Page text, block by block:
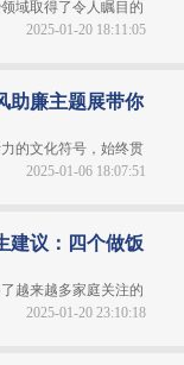
域取得了令人瞩目的
2025-01-20 18:11:05
助廉主题展带你
的文化符号，始终贯
2025-01-06 18:07:51
建议：四个做饭
越来越多家庭关注的
2025-01-20 23:10:18